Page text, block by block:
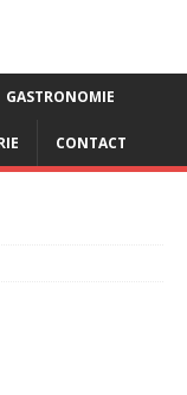
GASTRONOMIE
CONTACT